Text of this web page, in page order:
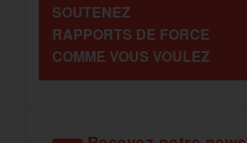
SOUTENEZ
RAPPORTS DE FORCE
COMME VOUS VOULEZ